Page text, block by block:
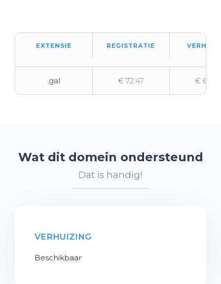
EXTENSIE REGISTRATIE
.gal € 72.47 €
Wat dit domein ondersteund
Dat is handig!
VERHUIZING
Beschikbaar